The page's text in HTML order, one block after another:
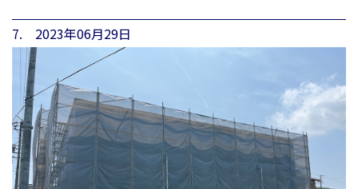
7. 2023年06月29日